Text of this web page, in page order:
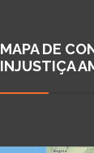
MAPA DE
INJUSTIÇA